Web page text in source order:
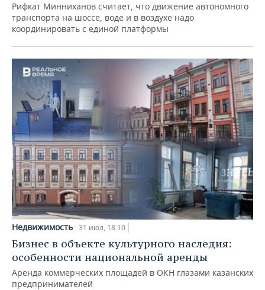
Рифкат Минниханов считает, что движение автономного
транспорта на шоссе, воде и в воздухе надо
координировать с единой платформы
Недвижимость 31 июл, 18:10
Бизнес в объекте культурного наследия:
особенности национальной аренды
Аренда коммерческих площадей в ОКН глазами казанских
предпринимателей